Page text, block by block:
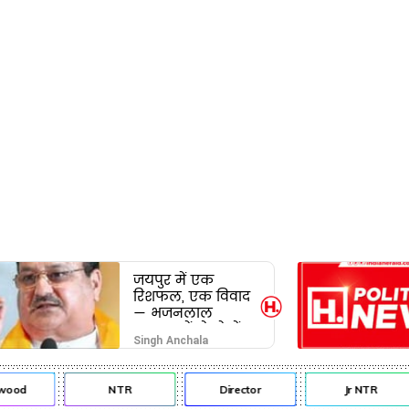
जयपुर में एक
रिशफल, एक विवाद
— भजनलाल
सरकार में दो खेमों
की जंग अब छुपेगी
कैसे?
Singh Anchala
NTR Director Jr NTR